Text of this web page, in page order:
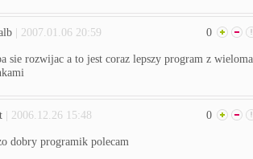
| 2007.01.06 20:59 0
sie rozwijac a to jest coraz lepszy program z wieloma
| 2006.12.26 15:48 0
dobry programik polecam